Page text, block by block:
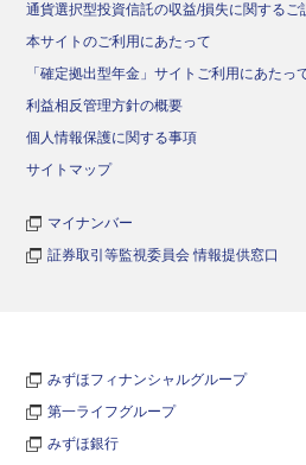
通貨選択型投資信託の収益/損失に関するご
本サイトのご利用にあたって
「確定拠出型年金」サイトご利用にあたっ
利益相反管理方針の概要
個人情報保護に関する事項
サイトマップ
マイナンバー
証券取引等監視委員会 情報提供窓口
みずほフィナンシャルグループ
第一ライフグループ
みずほ銀行